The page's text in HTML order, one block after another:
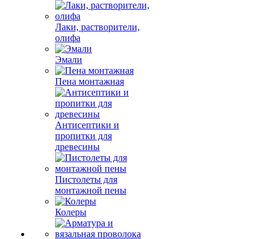
Лаки, растворители,
олифа
Эмали
Пена монтажная
Антисептики и
пропитки для
древесины
Пистолеты для
монтажной пены
Колеры